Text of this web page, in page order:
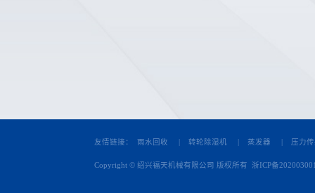
友情链接：雨水回收 |转轮除湿机 |蒸发器 压力
Copyright © 绍兴福天机械有限公司 版权所有浙ICP备